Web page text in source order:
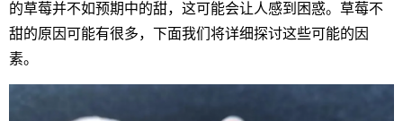
的草莓并不如预期中的甜，这可能会让人感到困惑。草莓不
甜的原因可能有很多，下面我们将详细探讨这些可能的因
素。